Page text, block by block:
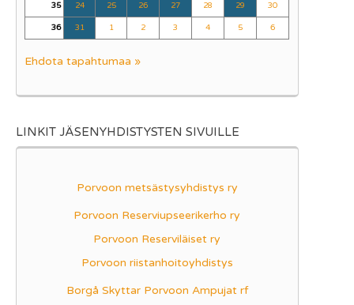
35 24 25 26 27 28 29 30
36 31 1 2 3 4 5 6
Ehdota tapahtumaa »
LINKIT JÄSENYHDISTYSTEN SIVUILLE
Porvoon metsästysyhdistys ry
Porvoon Reserviupseerikerho ry
Porvoon Reserviläiset ry
Porvoon riistanhoitoyhdistys
Borgå Skyttar Porvoon Ampujat rf